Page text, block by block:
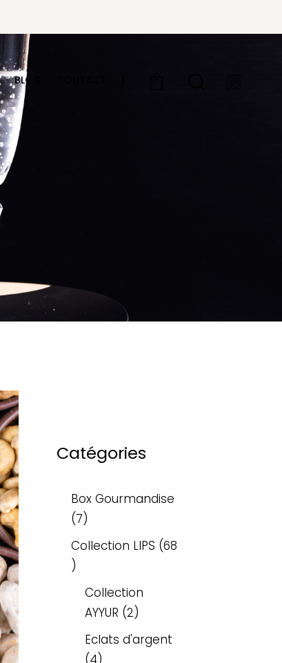
BLOG
Catégories
Box Gourmandise
7
Collection LIPS 68
Collection
AYYUR 2
Eclats d'argent
4